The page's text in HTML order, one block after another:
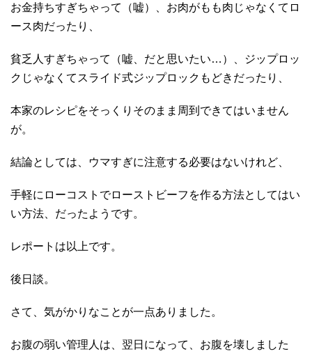
お金持ちすぎちゃって（嘘）、お肉がもも肉じゃなくてロ
ース肉だったり、
貧乏人すぎちゃって（嘘、だと思いたい…）、ジップロッ
クじゃなくてスライド式ジップロックもどきだったり、
本家のレシピをそっくりそのまま周到できてはいません
が。
結論としては、ウマすぎに注意する必要はないけれど、
手軽にローコストでローストビーフを作る方法としてはい
い方法、だったようです。
レポートは以上です。
後日談。
さて、気がかりなことが一点ありました。
お腹の弱い管理人は、翌日になって、お腹を壊しました